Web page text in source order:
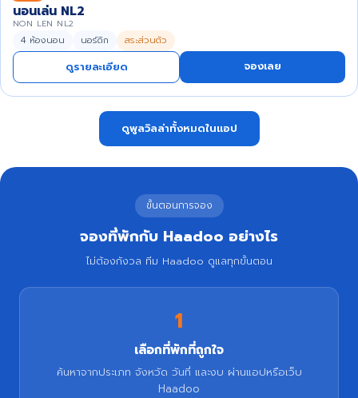
นอนเล่น NL2
NON LEN NL2
4 ห้องนอน นอร์ดิก สระส่วนตัว
ดูรายละเอียด จองเลย
ดูพูลวิลล่าทั้งหมดในแอป
ขั้นตอนการจอง
จองที่พักกับ Haadoo อย่างไร
ไม่ต้องกังวล ทีม Haadoo ดูแลทุกขั้นตอน
1
เลือกที่พักที่ถูกใจ
ค้นหาจากประเภท จังหวัด วันที่ และงบ ผ่านแอปหรือเว็บ
Haadoo